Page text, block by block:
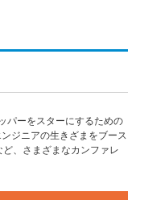
パーをスターにするための
ジニアの生きざまをブース
、さまざまなカンファレ